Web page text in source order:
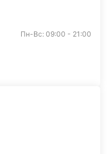
Пн-Вс: 09:00 - 21:00